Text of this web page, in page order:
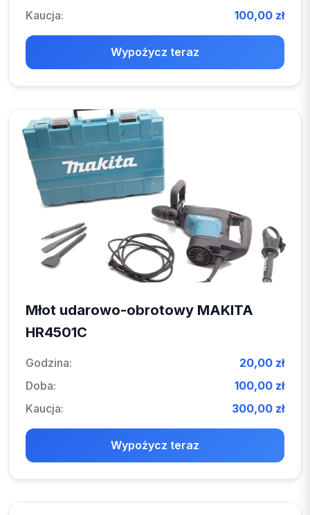
Kaucja:
100,00 zł
Wypożycz teraz
Młot udarowo-obrotowy MAKITA
HR4501C
Godzina:
20,00 zł
Doba:
100,00 zł
Kaucja:
300,00 zł
Wypożycz teraz